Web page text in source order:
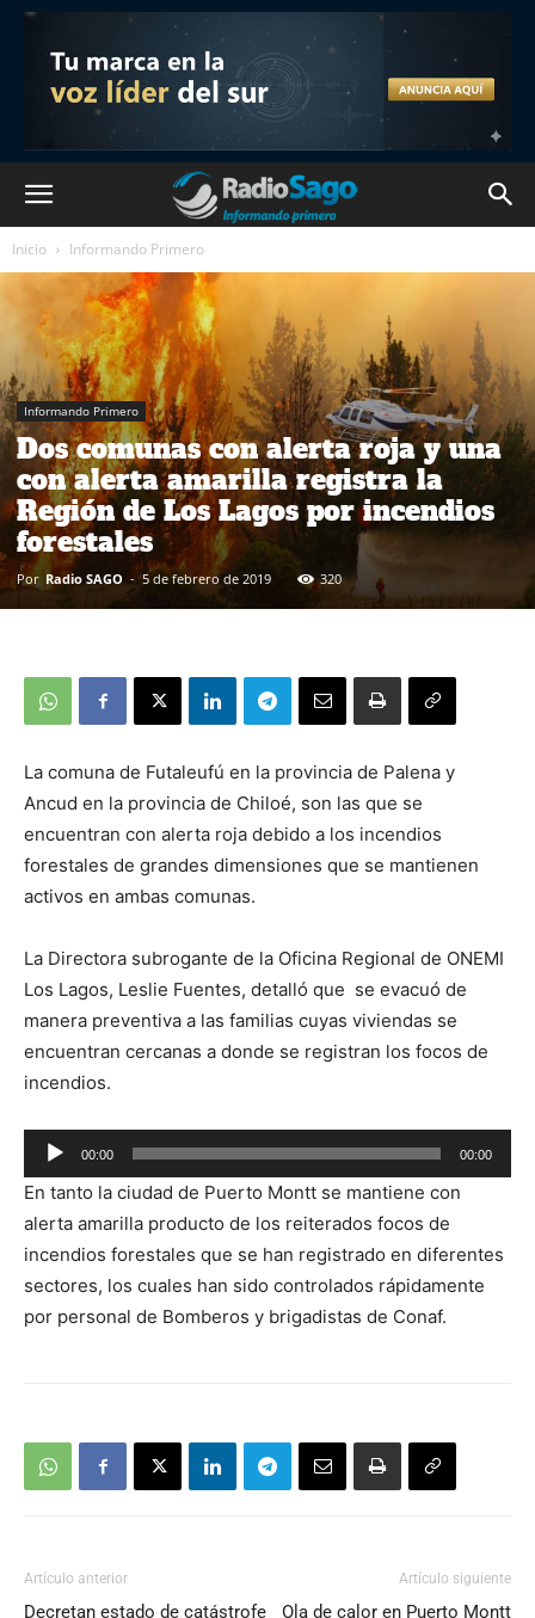
Inicio Informando Primero
Informando Primero
Dos comunas con alerta roja y una
con alerta amarilla registra la
Región de Los Lagos por incendios
forestales
Por Radio SAGO - 5 de febrero de 2019 320
La comuna de Futaleufú en la provincia de Palena y
Ancud en la provincia de Chiloé, son las que se
encuentran con alerta roja debido a los incendios
forestales de grandes dimensiones que se mantienen
activos en ambas comunas.
La Directora subrogante de la Oficina Regional de ONEMI
Los Lagos, Leslie Fuentes, detalló que se evacuó de
manera preventiva a las familias cuyas viviendas se
encuentran cercanas a donde se registran los focos de
incendios.
Reproductor
de
audio
00:00 00:00
En tanto la ciudad de Puerto Montt se mantiene con
alerta amarilla producto de los reiterados focos de
incendios forestales que se han registrado en diferentes
sectores, los cuales han sido controlados rápidamente
por personal de Bomberos y brigadistas de Conaf.
Artículo anterior
Decretan estado de catástrofe
Artículo siguiente
Ola de calor en Puerto Montt